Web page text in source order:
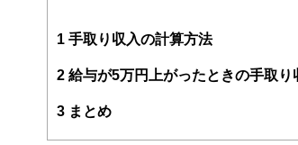
す。私は、そういった気持ちを何よ
1 手取り収入の計算方法
2 給与が5万円上がったときの手取り
3 まとめ